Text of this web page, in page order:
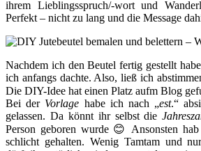
ihrem Lieblingsspruch/-wort und
Perfekt – nicht zu lang und die Message
Nachdem ich den Beutel fertig gestellt
ich anfangs dachte. Also, ließ ich
Die DIY-Idee hat einen Platz aufm Blog
Bei der Vorlage habe ich nach „est.“
gelassen. Da könnt ihr selbst die
Person geboren wurde 😊 Ansonsten
schlicht gehalten. Wenig Tamtam und